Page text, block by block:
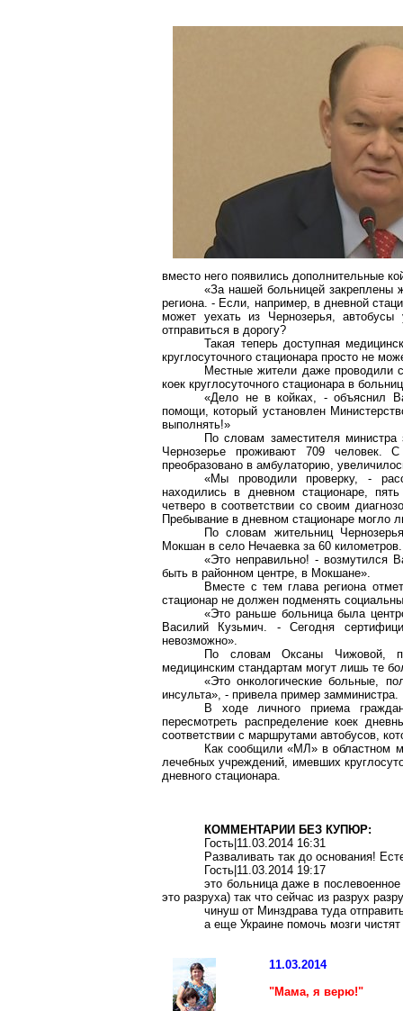
вместо него появились дополнительные
«За нашей больницей закреплены
региона. - Если, например, в дневной
может уехать из Чернозерья, автобусы
отправиться в дорогу?
Такая теперь доступная
круглосуточного стационара просто не
Местные жители даже проводили
коек круглосуточного стационара в
«Дело не в койках, - объяснил
помощи, который установлен
выполнять!»
По словам заместителя
Чернозерье проживают 709 человек.
преобразовано в амбулаторию,
«Мы проводили проверку, -
находились в дневном стационаре,
четверо в соответствии со своим
Пребывание в дневном стационаре могло
По словам жительниц Чернозерья
Мокшан в село Нечаевка за 60 километров.
«Это неправильно! - возмутился
быть в районном центре, в Мокшане».
Вместе с тем глава региона
стационар не должен подменять
«Это раньше больница была
Василий Кузьмич. - Сегодня
невозможно».
По словам Оксаны Чижовой,
медицинским стандартам могут лишь те
«Это онкологические больные,
инсульта», - привела пример замминистра.
В ходе личного приема
пересмотреть распределение коек
соответствии с маршрутами автобусов,
Как сообщили «МЛ» в областном
лечебных учреждений, имевших
дневного стационара.
КОММЕНТАРИИ БЕЗ КУПЮР:
Гость|11.03.2014 16:31
Разваливать так до основания!
Гость|11.03.2014 19:17
это больница даже в
это разруха) так что сейчас из разрух
чинуш от Минздрава туда
а еще Украине помочь мозги
11.03.2014
"Мама, я верю!"